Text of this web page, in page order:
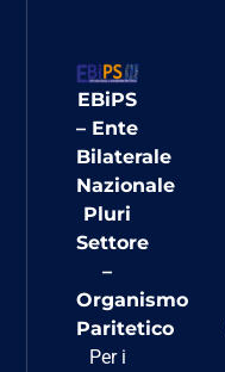
EBiPS
– Ente
Bilaterale
Nazionale
Pluri
Settore
–
Organismo
Paritetico
Per i